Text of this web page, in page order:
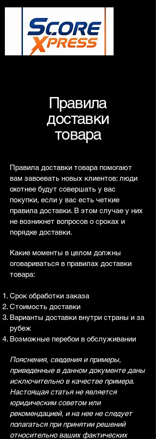
Правила
доставки
товара
Правила доставки товара помогают
вам завоевать новых клиентов: люди
охотнее будут совершать у вас
покупки, если у вас есть четкие
правила доставки. В этом случае у них
не возникнет вопросов о сроках и
порядке доставки.
Какие моменты в целом должны
оговариваться в правилах доставки
товара:
Срок обработки заказа
Стоимость доставки
Варианты доставки внутри страны и за
рубеж
Возможные перебои в обслуживании
Пояснения, сведения и примеры,
приведенные в данном документе даны
исключительно в качестве примера.
Настоящая статья не является
юридическим советом или
рекомендацией, и на нее не следует
полагаться при принятии решений
относительно ваших фактических